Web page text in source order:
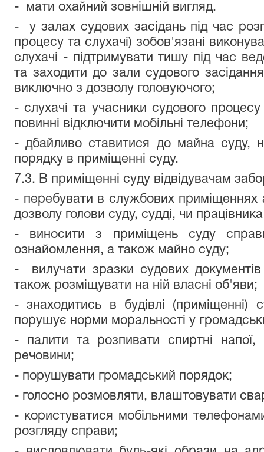
- мати охайний зовнішній вигляд.
- у залах судових засідань під час
процесу та слухачі) зобов'язані
слухачі - підтримувати тишу під час
та заходити до зали судового
виключно з дозволу головуючого;
- слухачі та учасники судового
повинні відключити мобільні телефони;
- дбайливо ставитися до майна суду,
порядку в приміщенні суду.
7.3. В приміщенні суду відвідувачам
- перебувати в службових приміщеннях
дозволу голови суду, судді, чи
- виносити з приміщень суду
ознайомлення, а також майно суду;
- вилучати зразки судових
також розміщувати на ній власні об'яви;
- знаходитись в будівлі (приміщенні)
порушує норми моральності у
- палити та розпивати спиртні напої,
речовини;
- порушувати громадський порядок;
- голосно розмовляти, влаштовувати
- користуватися мобільними
розгляду справи;